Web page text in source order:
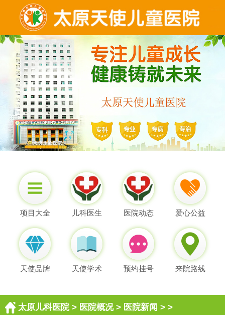
项目大全 儿科医生 医院动态 爱心公益
天使品牌 天使学术 预约挂号 来院路线
太原儿科医院> 医院概况> 医院新闻 > >